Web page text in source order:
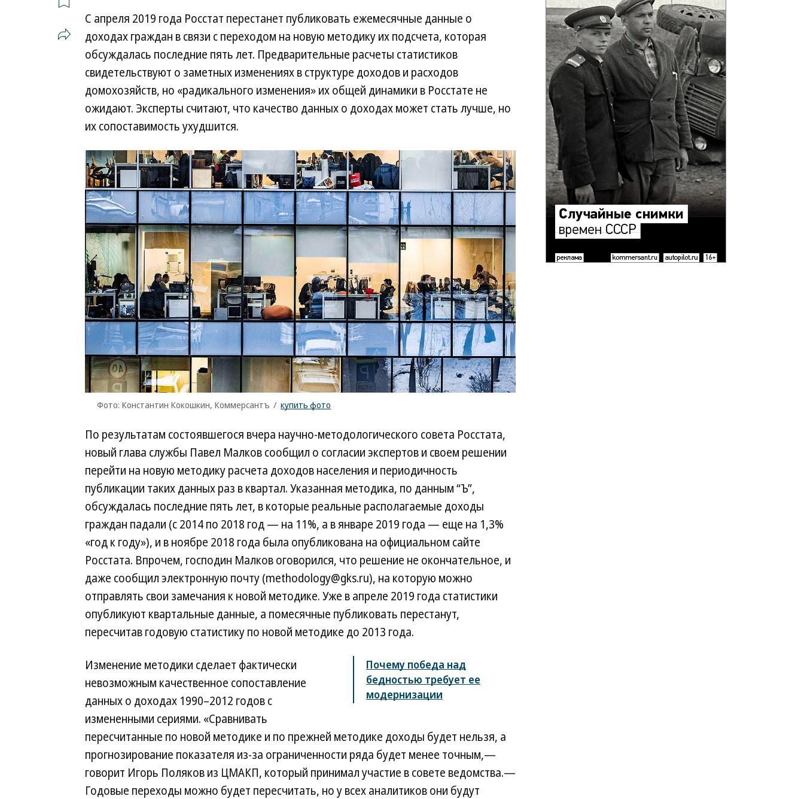
С апреля 2019 года Росстат перестанет публиковать ежемесячные данные о
доходах граждан в связи с переходом на новую методику их подсчета, которая
обсуждалась последние пять лет. Предварительные расчеты статистиков
свидетельствуют о заметных изменениях в структуре доходов и расходов
домохозяйств, но «радикального изменения» их общей динамики в Росстате не
ожидают. Эксперты считают, что качество данных о доходах может стать лучше, но
их сопоставимость ухудшится.
Фото: Константин Кокошкин, Коммерсантъ / купить фото
По результатам состоявшегося вчера научно-методологического совета Росстата,
новый глава службы Павел Малков сообщил о согласии экспертов и своем решении
перейти на новую методику расчета доходов населения и периодичность
публикации таких данных раз в квартал. Указанная методика, по данным “Ъ”,
обсуждалась последние пять лет, в которые реальные располагаемые доходы
граждан падали (с 2014 по 2018 год — на 11%, а в январе 2019 года — еще на 1,3%
«год к году»), и в ноябре 2018 года была опубликована на официальном сайте
Росстата. Впрочем, господин Малков оговорился, что решение не окончательное, и
даже сообщил электронную почту (methodology@gks.ru), на которую можно
отправлять свои замечания к новой методике. Уже в апреле 2019 года статистики
опубликуют квартальные данные, а помесячные публиковать перестанут,
пересчитав годовую статистику по новой методике до 2013 года.
Почему победа над
бедностью требует ее
модернизации
Изменение методики сделает фактически
невозможным качественное сопоставление
данных о доходах 1990–2012 годов с
измененными сериями. «Сравнивать
пересчитанные по новой методике и по прежней методике доходы будет нельзя, а
прогнозирование показателя из-за ограниченности ряда будет менее точным,—
говорит Игорь Поляков из ЦМАКП, который принимал участие в совете ведомства.—
Годовые переходы можно будет пересчитать, но у всех аналитиков они будут